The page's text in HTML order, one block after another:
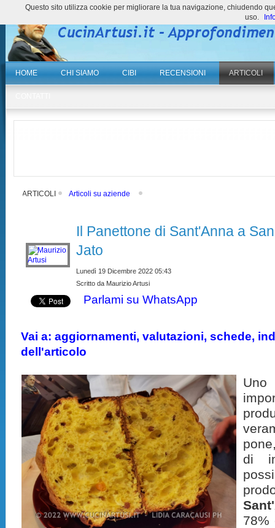
HOME CHI SIAMO CIBI RECENSIONI ARTICOLI
ARTICOLI Articoli su aziende
Il Panettone di Sant'Anna a
Jato
Lunedì 19 Dicembre 2022 05:43
Scritto da Maurizio Artusi
Parlami su WhatsApp
Vai a: aggiornamenti, valutazioni, schede,
dell'articolo
di
78%
Questo sito utilizza cookie per migliorare la tua navigazione, chiudendo
uso.